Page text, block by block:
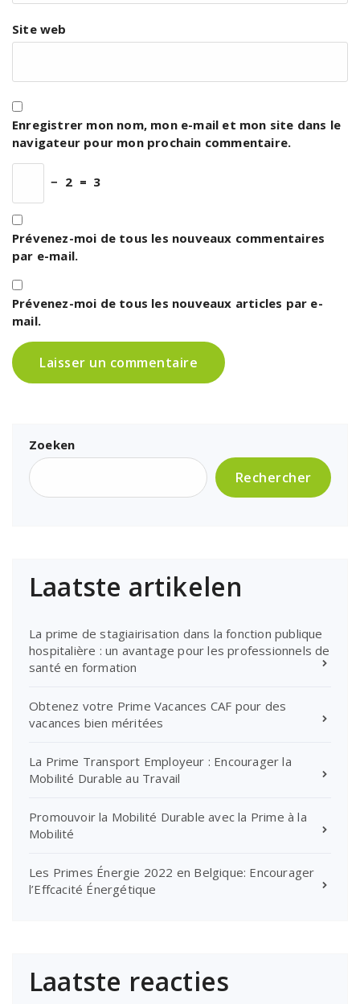
Site web
Enregistrer mon nom, mon e-mail et mon site dans le
navigateur pour mon prochain commentaire.
− 2 = 3
Prévenez-moi de tous les nouveaux commentaires
par e-mail.
Prévenez-moi de tous les nouveaux articles par e-
mail.
Zoeken
Rechercher
Laatste artikelen
La prime de stagiairisation dans la fonction publique
hospitalière : un avantage pour les professionnels de
santé en formation
Obtenez votre Prime Vacances CAF pour des
vacances bien méritées
La Prime Transport Employeur : Encourager la
Mobilité Durable au Travail
Promouvoir la Mobilité Durable avec la Prime à la
Mobilité
Les Primes Énergie 2022 en Belgique: Encourager
l’Effcacité Énergétique
Laatste reacties